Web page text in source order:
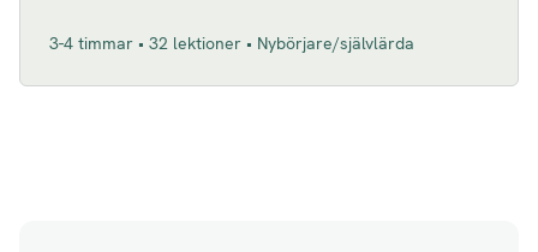
3-4 timmar • 32 lektioner • Nybörjare/självlärda